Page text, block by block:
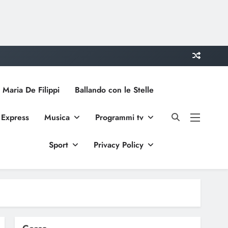
De Filippi Ballando con le Stelle
Musica Programmi tv
Sport Privacy Policy